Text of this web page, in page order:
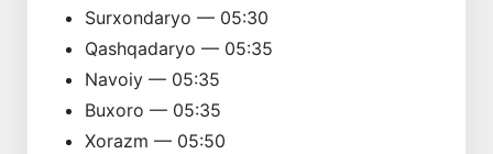
Surxondaryo — 05:30
Qashqadaryo — 05:35
Navoiy — 05:35
Buxoro — 05:35
Xorazm — 05:50